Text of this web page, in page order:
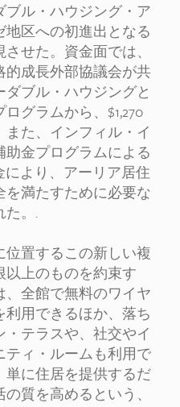
ル・ハウジング・ア
区への初進出となる
せた。資金面では、
成長外部協議会が共
ブル・ハウジングと
グラムから、$1,270
た、インフィル・イ
金プログラムによる
により、アーリア居住
満たすために必要な
た。.
置するこの新しい複
上のものを約束す
全館で無料のワイヤ
用できるほか、落ち
テラスや、社交やイ
ィ・ルームも利用で
単に住居を提供するだ
質を高めるという、